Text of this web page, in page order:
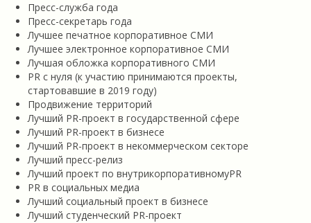
Пресс-служба года
Пресс-секретарь года
Лучшее печатное корпоративное СМИ
Лучшее электронное корпоративное СМИ
Лучшая обложка корпоративного СМИ
PR с нуля (к участию принимаются проекты,
стартовавшие в 2019 году)
Продвижение территорий
Лучший PR-проект в государственной сфере
Лучший PR-проект в бизнесе
Лучший PR-проект в некоммерческом секторе
Лучший пресс-релиз
Лучший проект по внутрикорпоративномуPR
PR в социальных медиа
Лучший социальный проект в бизнесе
Лучший студенческий PR-проект